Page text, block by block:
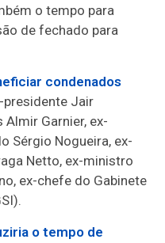
o tempo para
de fechado para
condenados
presidente Jair
Garnier, ex-
Sérgio Nogueira, ex-
Netto, ex-ministro
ex-chefe do Gabinete
o tempo de